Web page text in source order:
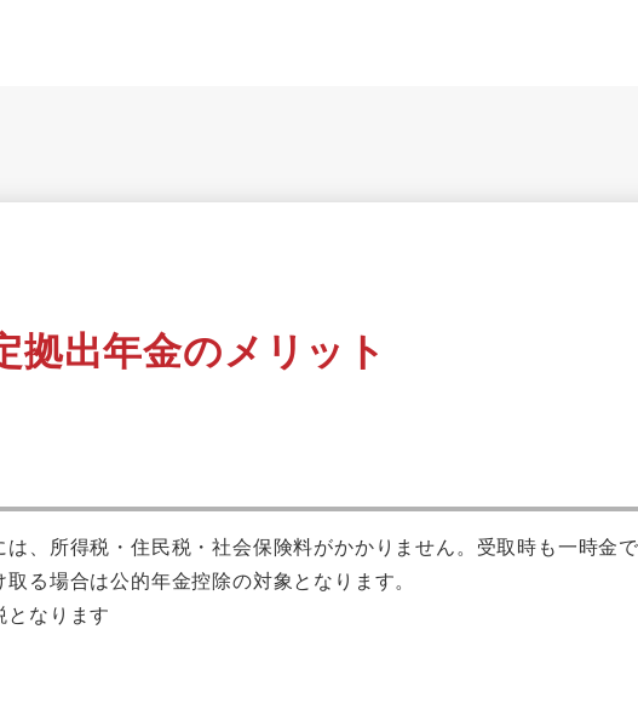
拠出年金のメリット
、所得税・住民税・社会保険料がかかりません。受取時も一時金で
る場合は公的年金控除の対象となります。
となります